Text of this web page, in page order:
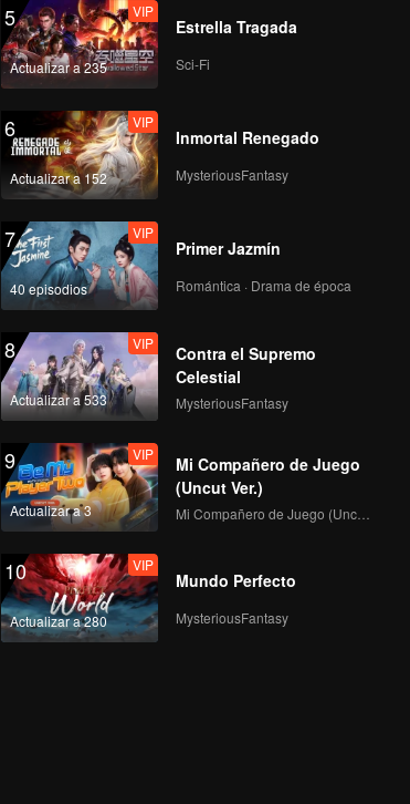
TIAN QI's Casual
TZI XUAN's Casual
WANXIN's Casual
WEIZHI's Casual Look
WHYLUCAS's Casual
Look
WUXUN's Casual
5
Actualizar a 235
VIP
Estrella Tragada
Sci-Fi
6
Actualizar a 152
VIP
Inmortal Renegado
MysteriousFantasy
7
40 episodios
VIP
Primer Jazmín
Romántica · Drama de época
8
Actualizar a 533
VIP
Contra el Supremo
Celestial
MysteriousFantasy
9
Actualizar a 3
VIP
Mi Compañero de Juego
(Uncut Ver.)
Mi Compañero de Juego (Uncut Ver.)
10
Actualizar a 280
VIP
Mundo Perfecto
MysteriousFantasy